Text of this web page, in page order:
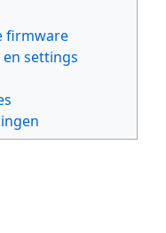
firmware
settings